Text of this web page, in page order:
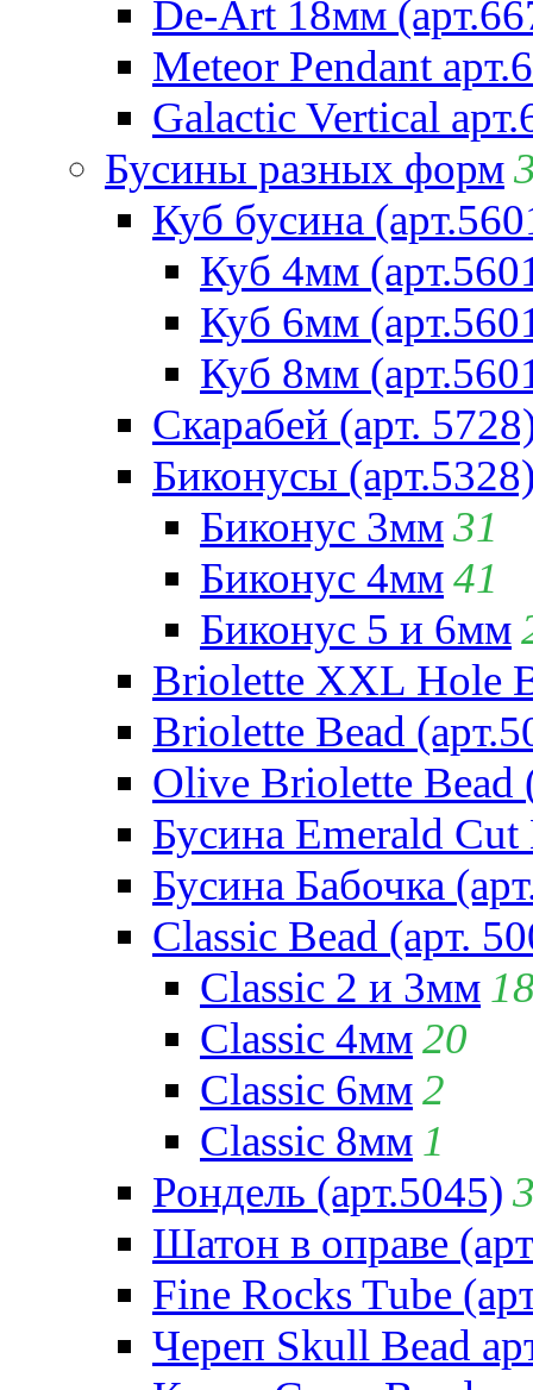
De-Art 18мм
Meteor Pendant
Galactic Vertical
Бусины разных форм
Куб бусина
Куб 4мм
Куб 6мм
Куб 8мм
Скарабей (арт.
Биконусы
Биконус 3мм31
Биконус 4мм41
Биконус 5 и 6мм
Briolette XXL Hole
Briolette Bead
Olive Briolette Bead
Бусина Emerald Cut
Бусина Бабочка
Classic Bead (арт.
Classic 2 и 3мм
Classic 4мм20
Classic 6мм2
Classic 8мм 1
Рондель (арт.5045)
Шатон в оправе
Fine Rocks Tube
Череп Skull Bead